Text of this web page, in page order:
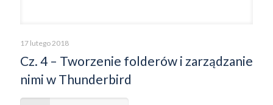
17 lutego 2018
Cz. 4 – Tworzenie folderów i zarządzanie
nimi w Thunderbird